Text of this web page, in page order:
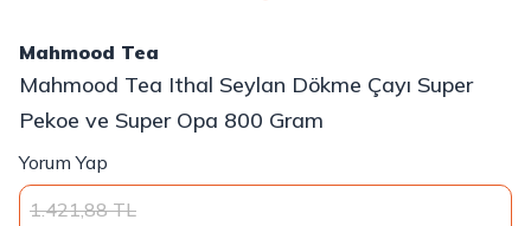
Mahmood Tea
Mahmood Tea Ithal Seylan Dökme Çayı Super
Pekoe ve Super Opa 800 Gram
Yorum Yap
1.421,88TL